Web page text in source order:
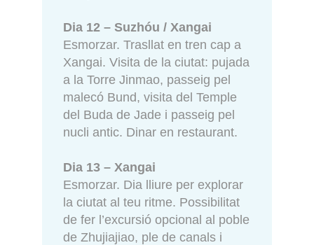
Dia 12 – Suzhóu / Xangai
Esmorzar. Trasllat en tren cap a
Xangai. Visita de la ciutat: pujada
a la Torre Jinmao, passeig pel
malecó Bund, visita del Temple
del Buda de Jade i passeig pel
nucli antic. Dinar en restaurant.
Dia 13 – Xangai
Esmorzar. Dia lliure per explorar
la ciutat al teu ritme. Possibilitat
de fer l’excursió opcional al poble
de Zhujiajiao, ple de canals i